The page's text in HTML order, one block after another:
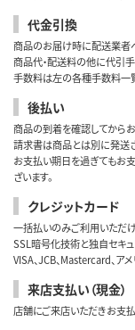
代金引換
商品のお届け時に配送業者
商品代・配送料の他に代引手
手数料は左の各種手数料一
後払い
商品の到着を確認してからお
請求書は商品とは別に発送
お支払い期日を過ぎてもお
ざいます。
クレジットカード
一括払いのみご利用いただけ
SSL暗号化技術と独自セキュ
VISA、JCB、Mastercard、ア
来店支払い（現金）
店舗にご来店いただきお支払